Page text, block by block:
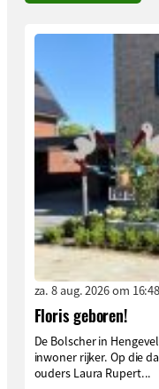
za. 8 aug. 2026 om 16:48
Floris geboren!
De Bolscher in
inwoner rijker. Op die
ouders Laura Rupert...